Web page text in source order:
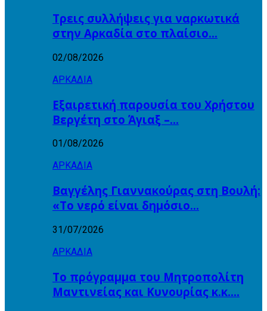
Τρεις συλλήψεις για ναρκωτικά
στην Αρκαδία στο πλαίσιο…
02/08/2026
ΑΡΚΑΔΙΑ
Εξαιρετική παρουσία του Χρήστου
Βεργέτη στο Άγιαξ –…
01/08/2026
ΑΡΚΑΔΙΑ
Βαγγέλης Γιαννακούρας στη Βουλή:
«Το νερό είναι δημόσιο…
31/07/2026
ΑΡΚΑΔΙΑ
Το πρόγραμμα του Μητροπολίτη
Μαντινείας και Κυνουρίας κ.κ….